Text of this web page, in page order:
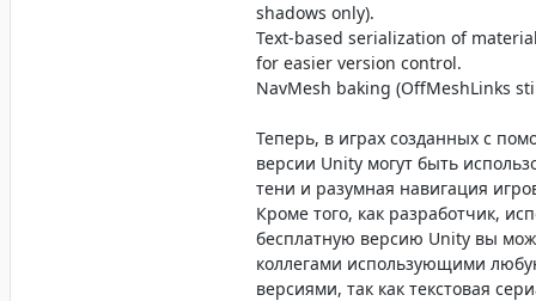
shadows only).
Text-based serialization of
for easier version control.
NavMesh baking (OffMeshLinks
Теперь, в играх созданных с
версии Unity могут быть
тени и разумная навигация
Кроме того, как разработчик,
бесплатную версию Unity вы
коллегами использующими
версиями, так как текстовая